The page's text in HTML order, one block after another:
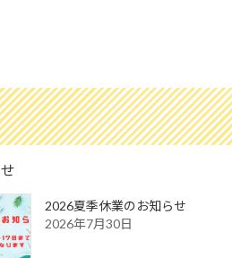
2026夏季休業のお知らせ
2026年7月30日